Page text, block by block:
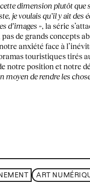
dimension plutôt que
je voulais qu’il y ait des
d’images », la série
de grands concepts
anxiété face à
touristiques tirés
notre position et notre
moyen de rendre les
ART